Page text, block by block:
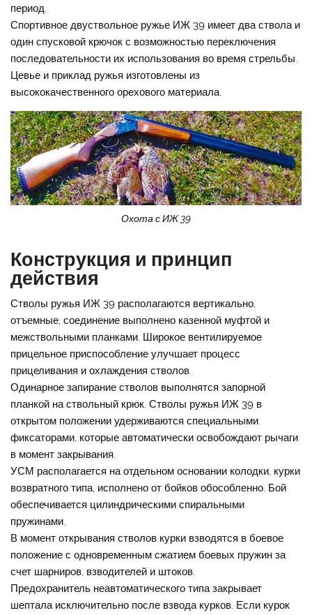
период.
Спортивное двуствольное ружье ИЖ 39 имеет два ствола и
один спусковой крючок с возможностью переключения
последовательности их использования во время стрельбы.
Цевье и приклад ружья изготовлены из
высококачественного орехового материала.
Охота с ИЖ 39
Конструкция и принцип
действия
Стволы ружья ИЖ 39 располагаются вертикально,
отъемные, соединение выполнено казенной муфтой и
межствольными планками. Широкое вентилируемое
прицельное приспособление улучшает процесс
прицеливания и охлаждения стволов.
Одинарное запирание стволов выполнятся запорной
планкой на ствольный крюк. Стволы ружья ИЖ 39 в
открытом положении удерживаются специальными
фиксаторами, которые автоматически освобождают рычаги
в момент закрывания.
УСМ располагается на отдельном основании колодки, курки
возвратного типа, исполнено от бойков обособленно. Бой
обеспечивается цилиндрическими спиральными
пружинами.
В момент открывания стволов курки взводятся в боевое
положение с одновременным сжатием боевых пружин за
счет шарниров, взводителей и штоков.
Предохранитель неавтоматического типа закрывает
шептала исключительно после взвода курков. Если курок